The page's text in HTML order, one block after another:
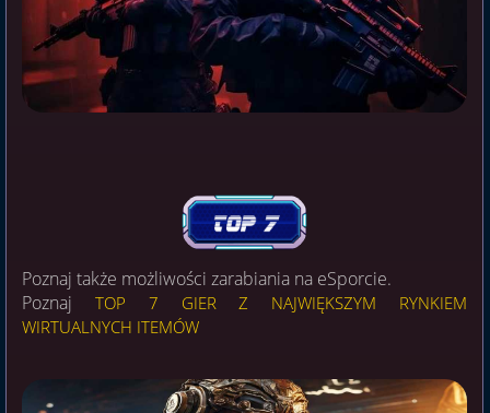
Poznaj także możliwości zarabiania na eSporcie.
Poznaj TOP 7 GIER Z NAJWIĘKSZYM RYNKIEM
WIRTUALNYCH ITEMÓW